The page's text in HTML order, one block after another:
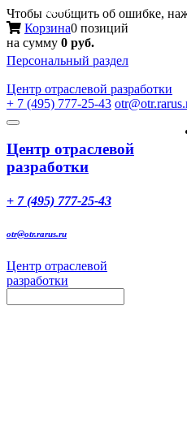
Чтобы сообщить об ошибке,
Корзина0 позиций
на сумму 0 руб.
Персональный раздел
Центр отраслевой разработки
+ 7 (495) 777-25-43
Toggle
Меню
Центр отраслевой
разработки
+ 7 (495) 777-25-43
otr@otr.rarus.ru
Центр отраслевой
разработки